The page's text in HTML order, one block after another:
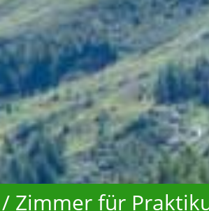
Zimmer für